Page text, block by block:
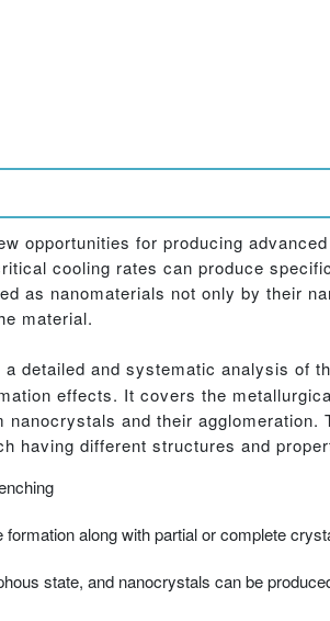
opportunities for producing
cooling rates can produce
as nanomaterials not only by their
material.
a detailed and systematic analysis of
effects. It covers the
and their agglomeration.
having different structures and
along with partial or complete
state, and nanocrystals can be